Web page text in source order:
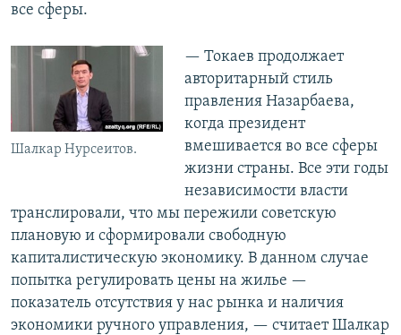
все сферы.
Шалкар Нурсеитов.
— Токаев продолжает
авторитарный стиль
правления Назарбаева,
когда президент
вмешивается во все сферы
жизни страны. Все эти годы
независимости власти
транслировали, что мы пережили советскую
плановую и сформировали свободную
капиталистическую экономику. В данном случае
попытка регулировать цены на жилье —
показатель отсутствия у нас рынка и наличия
экономики ручного управления, — считает Шалкар